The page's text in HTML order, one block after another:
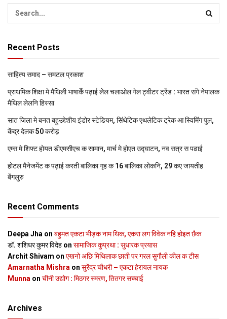
Recent Posts
साहित्य समाद – समटल प्रकाश
प्राथमिक शि‍क्षा मे मैथि‍ली भाषाकेँ पढ़ाई लेल चलाओल गेल ट्वीटर ट्रेंड : भारत संगे नेपालक
मैथिल लेलनि हिस्सा
सात जिला मे बनत बहुउद्देशीय इंडोर स्‍टेडि‍यम, सिंथेटिक एथलेटिक ट्रेक आ स्विमिंग पुल,
केंद्र देलक 50 करोड़
एम्स मे शिफ्ट होयत डीएमसीएच क सामान, मार्च मे होएत उद्घाटन, नव सत्र स पढाई
होटल मैनेजमेंट क पढ़ाई करती बालिका गृह क 16 बालिका लोकनि, 29 कए जायतीह
बेंगलुरु
Recent Comments
Deepa Jha on बहुमत एकटा भीड़क नाम थिक, एकरा लग विवेक नहि होइत छैक
डॉ. शशिधर कुमर विदेह on सामाजिक कुप्रथा : सुधारक प्रयास
Archit Shivam on एखनो अछि मिथिलाक छाती पर गरल सुगौली कील क टीस
Amarnatha Mishra on सुरेंद्र चौधरी – एकटा हेरायल नायक
Munna on चीनी उद्योग : मिठगर स्‍मरण, तितगर सच्‍चाई
Archives